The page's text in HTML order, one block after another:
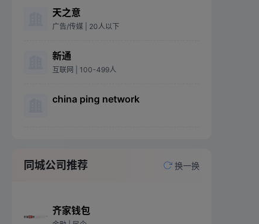
天之意
广告/传媒 | 20人以下
新通
互联网 | 100-499人
china ping network
同城公司推荐 换一换
齐家钱包